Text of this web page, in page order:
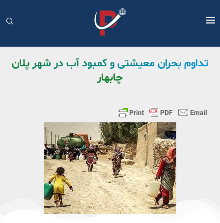
تداوم بحران معیشتی و کمبود آب در شهر پلان
چابهار